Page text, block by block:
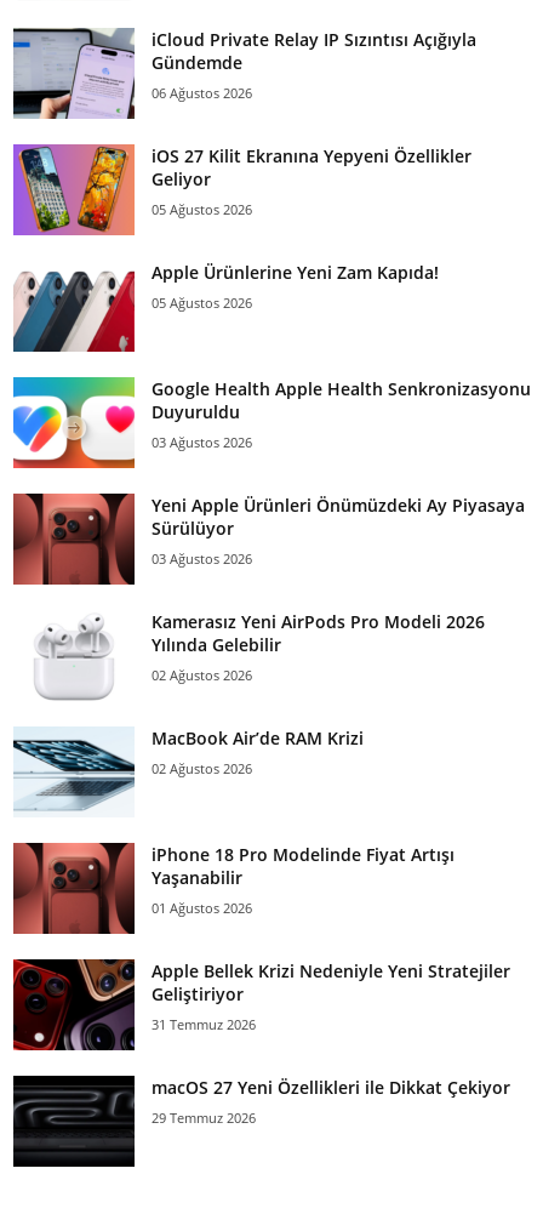
iCloud Private Relay IP Sızıntısı Açığıyla
Gündemde
06 Ağustos 2026
iOS 27 Kilit Ekranına Yepyeni Özellikler
Geliyor
05 Ağustos 2026
Apple Ürünlerine Yeni Zam Kapıda!
05 Ağustos 2026
Google Health Apple Health Senkronizasyonu
Duyuruldu
03 Ağustos 2026
Yeni Apple Ürünleri Önümüzdeki Ay Piyasaya
Sürülüyor
03 Ağustos 2026
Kamerasız Yeni AirPods Pro Modeli 2026
Yılında Gelebilir
02 Ağustos 2026
MacBook Air’de RAM Krizi
02 Ağustos 2026
iPhone 18 Pro Modelinde Fiyat Artışı
Yaşanabilir
01 Ağustos 2026
Apple Bellek Krizi Nedeniyle Yeni Stratejiler
Geliştiriyor
31 Temmuz 2026
macOS 27 Yeni Özellikleri ile Dikkat Çekiyor
29 Temmuz 2026